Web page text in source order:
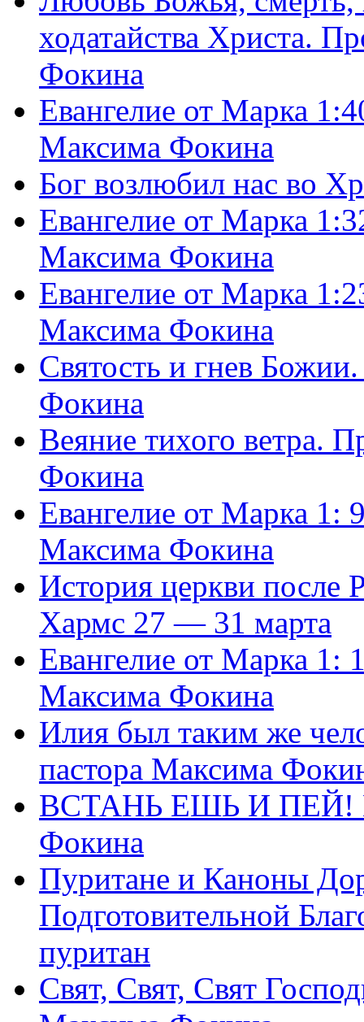
ходатайства Христа.
Фокина
Евангелие от Марка
Максима Фокина
Бог возлюбил нас во
Евангелие от Марка
Максима Фокина
Евангелие от Марка
Максима Фокина
Святость и гнев
Фокина
Веяние тихого ветра.
Фокина
Евангелие от Марка 1:
Максима Фокина
История церкви
Хармс 27 — 31 марта
Евангелие от Марка 1:
Максима Фокина
Илия был таким же
пастора Максима
ВСТАНЬ ЕШЬ И ПЕЙ!
Фокина
Пуритане и Каноны
Подготовительной
пуритан
Свят, Свят, Свят